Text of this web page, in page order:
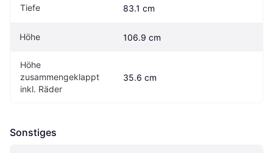
Tiefe 83.1 cm
Höhe 106.9 cm
Höhe
zusammengeklappt
inkl. Räder
35.6 cm
Sonstiges